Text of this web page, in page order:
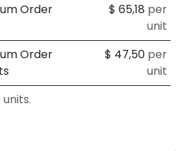
Order
$65,18 per
unit
Order
$ 47,50 per
unit